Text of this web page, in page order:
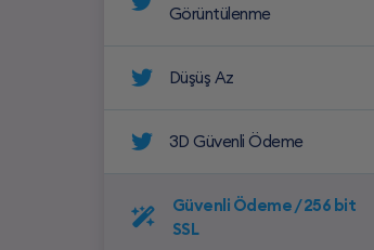
Görüntülenme
Düşüş Az
3D Güvenli Ödeme
Güvenli Ödeme / 256 bit
SSL